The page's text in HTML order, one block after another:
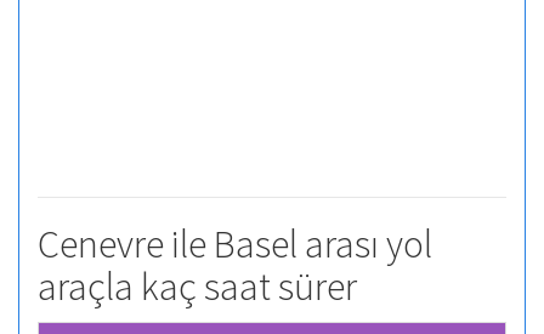
Cenevre ile Basel arası yol
araçla kaç saat sürer